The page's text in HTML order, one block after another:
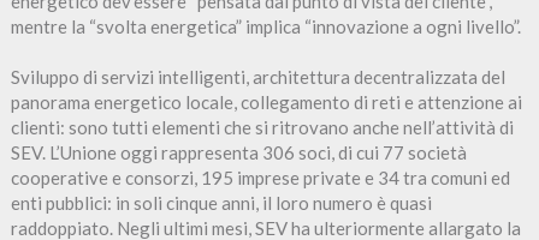
mentre la “svolta energetica” implica “innovazione a ogni livello”.
Sviluppo di servizi intelligenti, architettura decentralizzata del
panorama energetico locale, collegamento di reti e attenzione ai
clienti: sono tutti elementi che si ritrovano anche nell’attività di
SEV. L’Unione oggi rappresenta 306 soci, di cui 77 società
cooperative e consorzi, 195 imprese private e 34 tra comuni ed
enti pubblici: in soli cinque anni, il loro numero è quasi
raddoppiato. Negli ultimi mesi, SEV ha ulteriormente allargato la